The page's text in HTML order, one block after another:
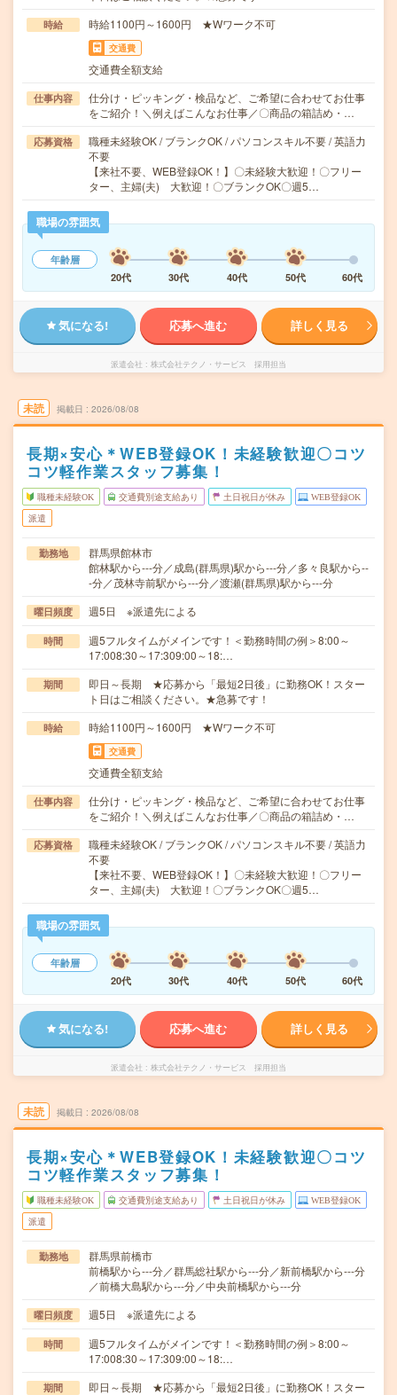
時給 時給1100円～1600円 ★Wワーク不可
交通費
交通費全額支給
仕事内容
仕分け・ピッキング・検品など、ご希望に合わせてお仕事
をご紹介！＼例えばこんなお仕事／〇商品の箱詰め・…
応募資格
職種未経験OK / ブランクOK / パソコンスキル不要 / 英語力
不要
【来社不要、WEB登録OK！】〇未経験大歓迎！〇フリー
ター、主婦(夫) 大歓迎！〇ブランクOK〇週5…
職場の雰囲気
年齢層
20代
30代 40代 50代 60代
気になる! 応募へ進む 詳しく見る
派遣会社 株式会社テクノ・サービス 採用担当
未読 掲載日 2026/08/08
長期×安心＊WEB登録OK！未経験歓迎〇コツ
コツ軽作業スタッフ募集！
職種未経験OK 交通費別途支給あり 土日祝日が休み WEB登録OK
派遣
勤務地
群馬県館林市
館林駅から---分／成島(群馬県)駅から---分／多々良駅から--
-分／茂林寺前駅から---分／渡瀬(群馬県)駅から---分
曜日頻度 週5日 ※派遣先による
時間
週5フルタイムがメインです！＜勤務時間の例＞8:00～
17:008:30～17:309:00～18:…
期間
即日～長期 ★応募から「最短2日後」に勤務OK！スター
ト日はご相談ください。★急募です！
時給 時給1100円～1600円 ★Wワーク不可
交通費
交通費全額支給
仕事内容
仕分け・ピッキング・検品など、ご希望に合わせてお仕事
をご紹介！＼例えばこんなお仕事／〇商品の箱詰め・…
応募資格
職種未経験OK / ブランクOK / パソコンスキル不要 / 英語力
不要
【来社不要、WEB登録OK！】〇未経験大歓迎！〇フリー
ター、主婦(夫) 大歓迎！〇ブランクOK〇週5…
職場の雰囲気
年齢層
20代
30代 40代 50代 60代
気になる! 応募へ進む 詳しく見る
派遣会社 株式会社テクノ・サービス 採用担当
未読 掲載日 2026/08/08
長期×安心＊WEB登録OK！未経験歓迎〇コツ
コツ軽作業スタッフ募集！
職種未経験OK 交通費別途支給あり 土日祝日が休み WEB登録OK
派遣
勤務地
群馬県前橋市
前橋駅から---分／群馬総社駅から---分／新前橋駅から---分
／前橋大島駅から---分／中央前橋駅から---分
曜日頻度 週5日 ※派遣先による
時間
週5フルタイムがメインです！＜勤務時間の例＞8:00～
17:008:30～17:309:00～18:…
期間
即日～長期 ★応募から「最短2日後」に勤務OK！スター